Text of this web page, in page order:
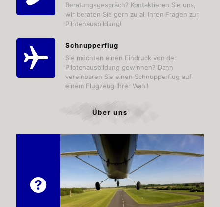
Beratungsgespräch? Kontaktieren Sie uns,
wir beraten Sie gern zu all Ihren Fragen zur
Pilotenausbildung!
Schnupperflug
Sie möchten einen Eindruck von der
Pilotenausbildung gewinnen? Dann
vereinbaren Sie einen Schnupperflug auf
einem Flugzeug Ihrer Wahl!
Über uns